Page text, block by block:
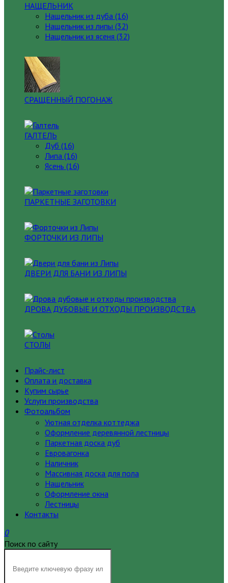
НАЩЕЛЬНИК
Нащельник из дуба (16)
Нащельник из липы (32)
Нащельник из ясеня (32)
СРАЩЕННЫЙ ПОГОНАЖ
ГАЛТЕЛЬ
Дуб (16)
Липа (16)
Ясень (16)
ПАРКЕТНЫЕ ЗАГОТОВКИ
ФОРТОЧКИ ИЗ ЛИПЫ
ДВЕРИ ДЛЯ БАНИ ИЗ ЛИПЫ
ДРОВА ДУБОВЫЕ И ОТХОДЫ ПРОИЗВОДСТВА
СТОЛЫ
Прайс-лист
Оплата и доставка
Купим сырье
Услуги производства
Фотоальбом
Уютная отделка коттеджа
Оформление деревянной лестницы
Паркетная доска дуб
Евровагонка
Наличник
Массивная доска для пола
Нащельник
Оформление окна
Лестницы
Контакты
0
Поиск по сайту